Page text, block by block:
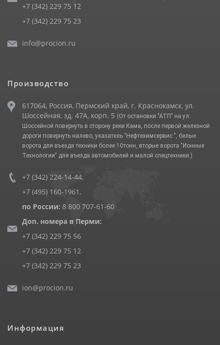
+7 (342) 229 75 12
+7 (342) 229 75 23
info@procion.ru
Производство
617064, Россия, Пермский край, г. Краснокамск, ул.
Шоссейная, зд. 47А, корп. 5 (От остановки "АТП" на ул.
Шоссейной повернуть в сторону реки Кама, после первой железной
дороги повернуть налево, указатель "Нефтехимсервис ", белые
ворота для въезда техники более 10тонн, вторые ворота "Ионные
Технологии" для въезда автомобилей и малой спецтехники.)
+7 (342) 224-14-44,
+7 (495) 160-1961 ,
по России: 8 800 707-61-60
Доп. номера в Перми:
+7 (342) 229 75 56
+7 (342) 229 75 12
+7 (342) 229 75 23
ion@procion.ru
Информация